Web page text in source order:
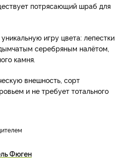
потрясающий шраб для
игру цвета: лепестки
серебряным налётом,
камня.
внешность, сорт
и не требует тотального
Фюген